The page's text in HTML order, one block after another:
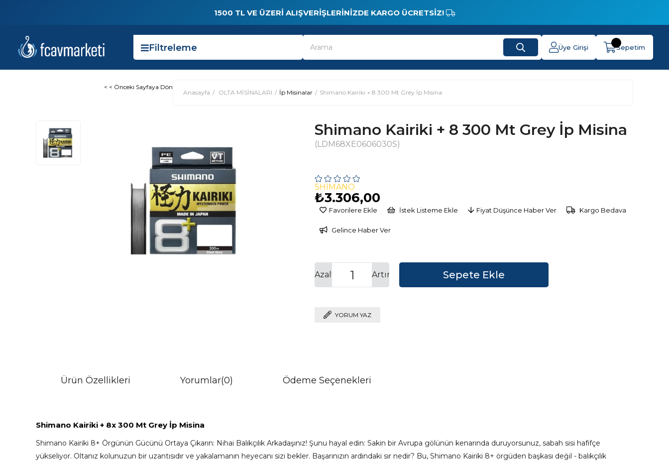
1500 TL VE ÜZERI ALIŞVERIŞLERINIZDE KARGO ÜCRETSIZ!
Filtreleme Üye Girişi Sepetim
Anasayfa OLTA MİSİNALARI İp Misinalar Shimano Kairiki + 8 300 Mt Grey İp Misina
< < Önceki Sayfaya Dön
Shimano Kairiki + 8 300 Mt Grey İp Misina
(LDM68XE0606030S)
SHIMANO
₺3.306,00
Favorilere Ekle İstek Listeme Ekle Fiyat Düşünce Haber Ver Kargo Bedava
Gelince Haber Ver
Artır
Azalt
YORUM YAZ
Ürün Özellikleri Yorumlar(0) Ödeme Seçenekleri
Shimano Kairiki + 8x 300 Mt Grey İp Misina
Shimano Kairiki 8+ Örgünün Gücünü Ortaya Çıkarın: Nihai Balıkçılık Arkadaşınız! Şunu hayal edin: Sakin bir Avrupa gölünün kenarında duruyorsunuz, sabah sisi hafifçe
yükseliyor. Oltanız kolunuzun bir uzantısıdır ve yakalamanın heyecanı sizi bekler. Başarınızın ardındaki sır nedir? Bu, Shimano Kairiki 8+ örgüden başkası değil - balıkçılık